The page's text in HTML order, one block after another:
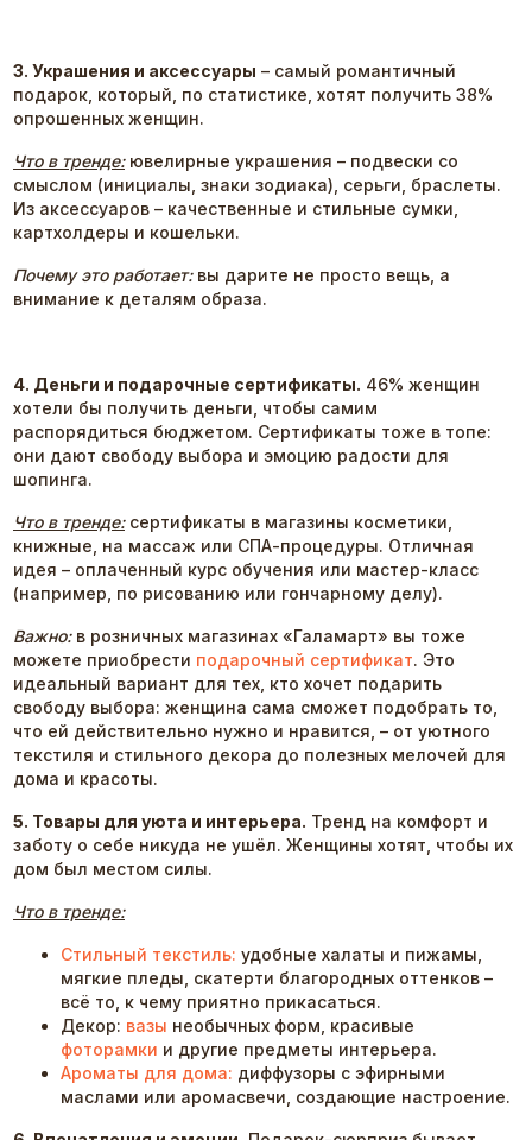
3. Украшения и аксессуары – самый романтичный
подарок, который, по статистике, хотят получить 38%
опрошенных женщин.
Что в тренде:ювелирные украшения – подвески со
смыслом (инициалы, знаки зодиака), серьги, браслеты.
Из аксессуаров – качественные и стильные сумки,
картхолдеры и кошельки.
Почему это работает:вы дарите не просто вещь, а
внимание к деталям образа.
4. Деньги и подарочные сертификаты. 46% женщин
хотели бы получить деньги, чтобы самим
распорядиться бюджетом. Сертификаты тоже в топе:
они дают свободу выбора и эмоцию радости для
шопинга.
Что в тренде:сертификаты в магазины косметики,
книжные, на массаж или СПА-процедуры. Отличная
идея – оплаченный курс обучения или мастер-класс
(например, по рисованию или гончарному делу).
Важно:в розничных магазинах «Галамарт» вы тоже
можете приобрести подарочный сертификат. Это
идеальный вариант для тех, кто хочет подарить
свободу выбора: женщина сама сможет подобрать то,
что ей действительно нужно и нравится, – от уютного
текстиля и стильного декора до полезных мелочей для
дома и красоты.
5. Товары для уюта и интерьера. Тренд на комфорт и
заботу о себе никуда не ушёл. Женщины хотят, чтобы их
дом был местом силы.
Что в тренде:
Стильный текстиль: удобные халаты и пижамы,
мягкие пледы, скатерти благородных оттенков –
всё то, к чему приятно прикасаться.
Декор: вазы необычных форм, красивые
фоторамки и другие предметы интерьера.
Ароматы для дома: диффузоры с эфирными
маслами или аромасвечи, создающие настроение.